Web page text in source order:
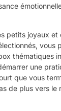
petits joyaux et
vous
thématiques
une
que vous
de plus vers le